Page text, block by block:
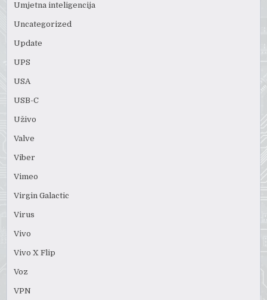
Umjetna inteligencija
Uncategorized
Update
UPS
USA
USB-C
Uživo
Valve
Viber
Vimeo
Virgin Galactic
Virus
Vivo
Vivo X Flip
Voz
VPN